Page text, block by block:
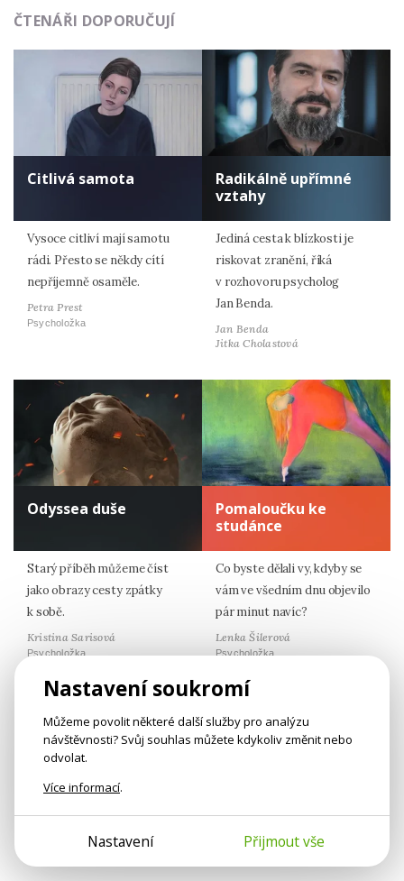
ČTENÁŘI DOPORUČUJÍ
Citlivá samota
Vysoce citliví mají samotu
rádi. Přesto se někdy cítí
nepříjemně osaměle.
Petra Prest
Psycholožka
Radikálně upřímné
vztahy
Jediná cesta k blízkosti je
riskovat zranění, říká
v rozhovoru psycholog
Jan Benda.
Jan Benda
Jitka Cholastová
Odyssea duše
Starý příběh můžeme číst
jako obrazy cesty zpátky
k sobě.
Kristina Sarisová
Psycholožka
Pomaloučku ke
studánce
Co byste dělali vy, kdyby se
vám ve všedním dnu objevilo
pár minut navíc?
Lenka Šilerová
Psycholožka
Nejlépe hodnocené články
Nastavení soukromí
Můžeme povolit některé další služby pro analýzu
návštěvnosti? Svůj souhlas můžete kdykoliv změnit nebo
odvolat.
Více informací.
Nastavení Přijmout vše